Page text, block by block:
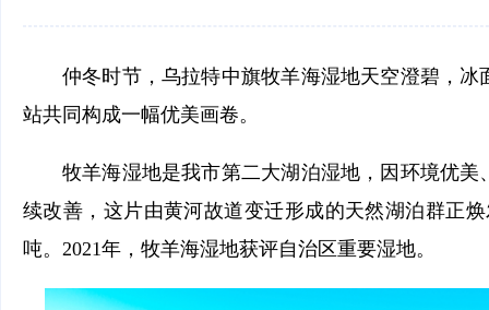
仲冬时节，乌拉特中旗牧羊海湿地天空澄碧，
站共同构成一幅优美画卷。
牧羊海湿地是我市第二大湖泊湿地，因环境优
续改善，这片由黄河故道变迁形成的天然湖泊群正
吨。2021年，牧羊海湿地获评自治区重要湿地。